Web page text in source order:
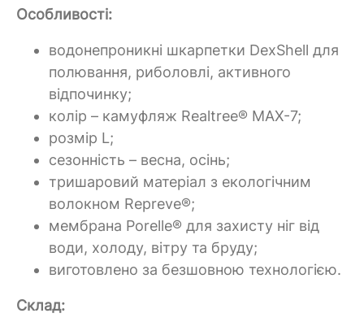
Особливості:
водонепроникні шкарпетки DexShell для
полювання, риболовлі, активного
відпочинку;
колір – камуфляж Realtree® MAX-7;
розмір L;
сезонність – весна, осінь;
тришаровий матеріал з екологічним
волокном Repreve®;
мембрана Porelle® для захисту ніг від
води, холоду, вітру та бруду;
виготовлено за безшовною технологією.
Склад: